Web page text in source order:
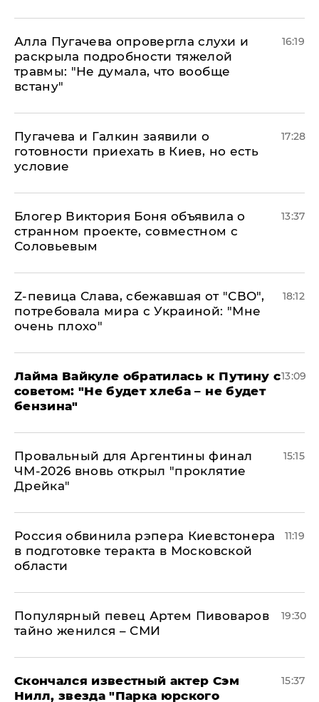
Алла Пугачева опровергла слухи и
раскрыла подробности тяжелой
травмы: "Не думала, что вообще
встану"
16:19
Пугачева и Галкин заявили о
готовности приехать в Киев, но есть
условие
17:28
Блогер Виктория Боня объявила о
странном проекте, совместном с
Соловьевым
13:37
Z-певица Слава, сбежавшая от "СВО",
потребовала мира с Украиной: "Мне
очень плохо"
18:12
Лайма Вайкуле обратилась к Путину с
советом: "Не будет хлеба – не будет
бензина"
13:09
Провальный для Аргентины финал
ЧМ-2026 вновь открыл "проклятие
Дрейка"
15:15
Россия обвинила рэпера Киевстонера
в подготовке теракта в Московской
области
11:19
Популярный певец Артем Пивоваров
тайно женился – СМИ
19:30
Скончался известный актер Сэм
Нилл, звезда "Парка юрского
15:37